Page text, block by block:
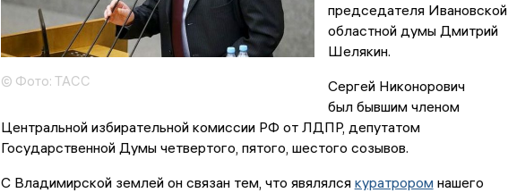
© Фото: ТАСС
председателя Ивановской
областной думы Дмитрий
Шелякин.
Сергей Никонорович
был бывшим членом
Центральной избирательной комиссии РФ от ЛДПР, депутатом
Государственной Думы четвертого, пятого, шестого созывов.
С Владимирской землей он связан тем, что явялялся куратроромнашего